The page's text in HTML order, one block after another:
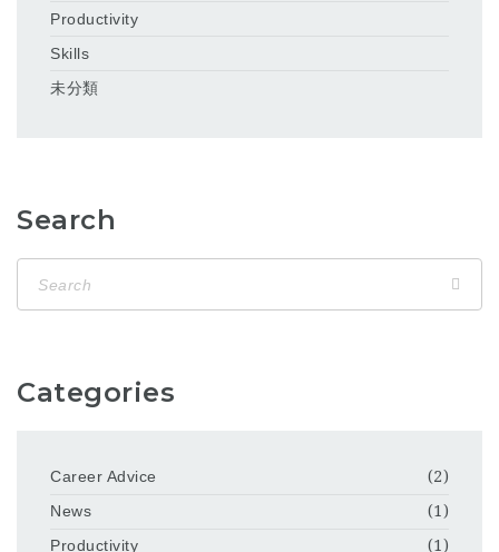
Productivity
Skills
未分類
Search
Categories
Career Advice
(2)
News
(1)
Productivity
(1)